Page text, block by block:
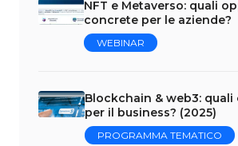
NFT e Metaverso: quali
concrete per le aziende?
WEBINAR
Blockchain & web3:
per il business? (2025)
PROGRAMMA TEMATICO